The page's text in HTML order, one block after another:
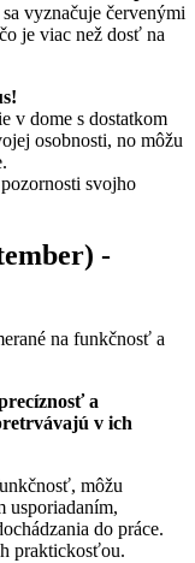
vyznačuje červenými
je viac než dosť na
v dome s dostatkom
osobnosti, no môžu
svojho
-
na funkčnosť a
a
v ich
môžu
usporiadaním,
do práce.
praktickosťou.